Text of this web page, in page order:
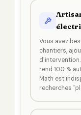
Vous avez
chantiers,
rend 100 %
Math est
recherches